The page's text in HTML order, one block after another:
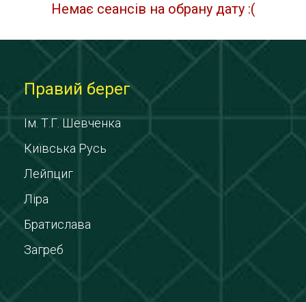
Немає сеансів на обрану дату :(
Правий берег
Ім. Т.Г. Шевченка
Київська Русь
Лейпциг
Ліра
Братислава
Загреб